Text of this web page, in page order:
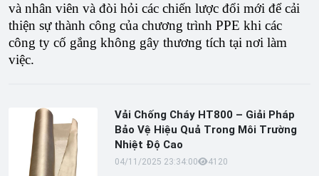
và nhân viên và đòi hỏi các chiến lược đổi mới để cải
thiện sự thành công của chương trình PPE khi các
công ty cố gắng không gây thương tích tại nơi làm
việc.
Vải Chống Cháy HT800 – Giải Pháp
Bảo Vệ Hiệu Quả Trong Môi Trường
Nhiệt Độ Cao
04/11/2025 23:34:00 4120